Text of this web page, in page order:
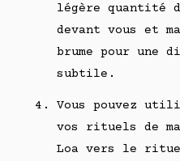
légère quantité
devant vous et
brume pour une
subtile.
Vous pouvez
vos rituels de
Loa vers le